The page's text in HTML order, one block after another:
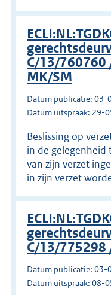
C/13/760760
MK/SM
Datum publicatie: 03-
Datum uitspraak: 29-
Beslissing op
in de gelegenheid
van zijn verzet
in zijn verzet
C/13/775298
Datum publicatie: 03-
Datum uitspraak: 08-